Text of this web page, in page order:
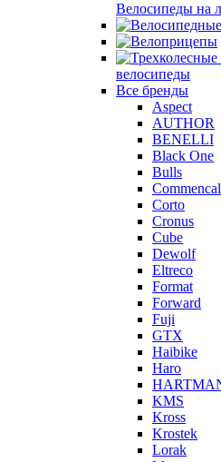
Велосипеды на
велосипеды
Все бренды
Aspect
AUTHOR
BENELLI
Black One
Bulls
Commencal
Corto
Cronus
Cube
Dewolf
Eltreco
Format
Forward
Fuji
GTX
Haibike
Haro
KMS
Kross
Krostek
Lorak